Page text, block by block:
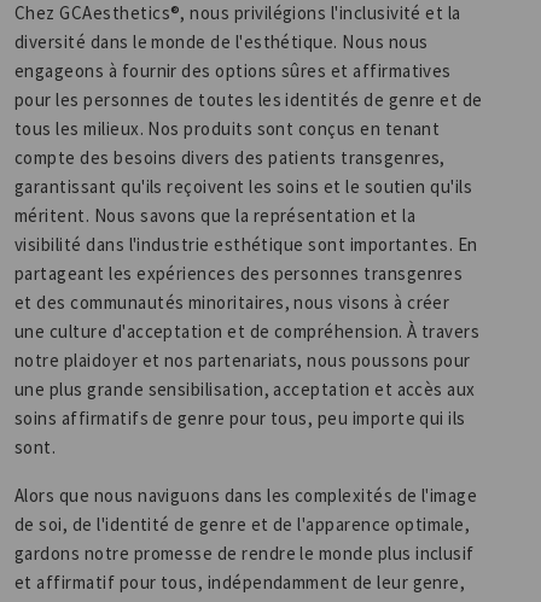
Chez GCAesthetics®, nous privilégions l'inclusivité et la
diversité dans le monde de l'esthétique. Nous nous
engageons à fournir des options sûres et affirmatives
pour les personnes de toutes les identités de genre et de
tous les milieux. Nos produits sont conçus en tenant
compte des besoins divers des patients transgenres,
garantissant qu'ils reçoivent les soins et le soutien qu'ils
méritent. Nous savons que la représentation et la
visibilité dans l'industrie esthétique sont importantes. En
partageant les expériences des personnes transgenres
et des communautés minoritaires, nous visons à créer
une culture d'acceptation et de compréhension. À travers
notre plaidoyer et nos partenariats, nous poussons pour
une plus grande sensibilisation, acceptation et accès aux
soins affirmatifs de genre pour tous, peu importe qui ils
sont.
Alors que nous naviguons dans les complexités de l'image
de soi, de l'identité de genre et de l'apparence optimale,
gardons notre promesse de rendre le monde plus inclusif
et affirmatif pour tous, indépendamment de leur genre,